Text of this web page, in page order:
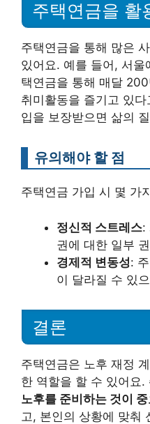
주택연금을 활
주택연금을 통해 많은
있어요. 예를 들어, 서
택연금을 통해 매달
취미활동을 즐기고 있
입을 보장받으면 삶의
유의해야 할 점
주택연금 가입 시 몇 가
정신적 스트레스:
권에 대한 일부
경제적 변동성:
이 달라질 수 있
결론
주택연금은 노후 재정
한 역할을 할 수 있어요.
노후를 준비하는 것이
고, 본인의 상황에 맞춰